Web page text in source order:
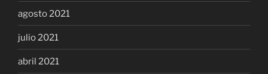
agosto 2021
julio 2021
abril 2021